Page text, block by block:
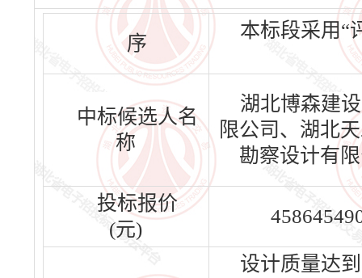
序
本标段采用“
中标候选人名
称
湖北博森建
限公司、湖北
勘察设计有
投标报价
(元)
设计质量达